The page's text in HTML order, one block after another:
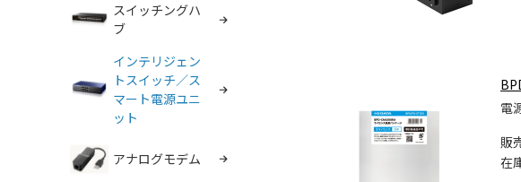
スイッチングハ
ブ
インテリジェン
トスイッチ／ス
マート電源ユニ
ット
アナログモデム
電
販
在